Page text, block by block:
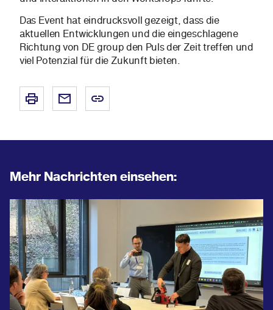
Das Event hat eindrucksvoll gezeigt, dass die
aktuellen Entwicklungen und die eingeschlagene
Richtung von DE group den Puls der Zeit treffen und
viel Potenzial für die Zukunft bieten.
Mehr Nachrichten einsehen: